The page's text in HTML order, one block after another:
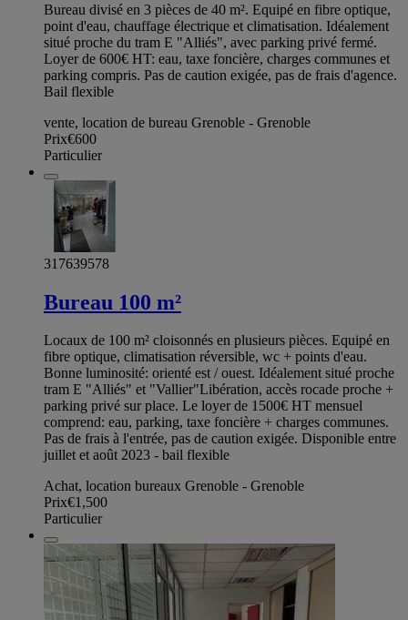
Bureau divisé en 3 pièces de 40 m². Equipé en fibre optique,
point d'eau, chauffage électrique et climatisation. Idéalement
situé proche du tram E "Alliés", avec parking privé fermé.
Loyer de 600€ HT: eau, taxe foncière, charges communes et
parking compris. Pas de caution exigée, pas de frais d'agence.
Bail flexible
vente, location de bureau Grenoble - Grenoble
Prix€600
Particulier
317639578
Bureau 100 m²
Locaux de 100 m² cloisonnés en plusieurs pièces. Equipé en
fibre optique, climatisation réversible, wc + points d'eau.
Bonne luminosité: orienté est / ouest. Idéalement situé proche
tram E "Alliés" et "Vallier"Libération, accès rocade proche +
parking privé sur place. Le loyer de 1500€ HT mensuel
comprend: eau, parking, taxe foncière + charges communes.
Pas de frais à l'entrée, pas de caution exigée. Disponible entre
juillet et août 2023 - bail flexible
Achat, location bureaux Grenoble - Grenoble
Prix€1,500
Particulier